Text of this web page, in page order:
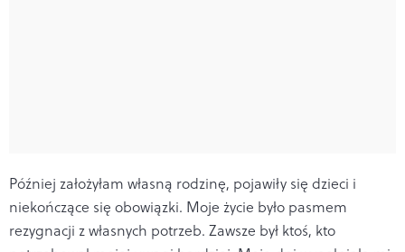
Później założyłam własną rodzinę, pojawiły się dzieci i
niekończące się obowiązki. Moje życie było pasmem
rezygnacji z własnych potrzeb. Zawsze był ktoś, kto